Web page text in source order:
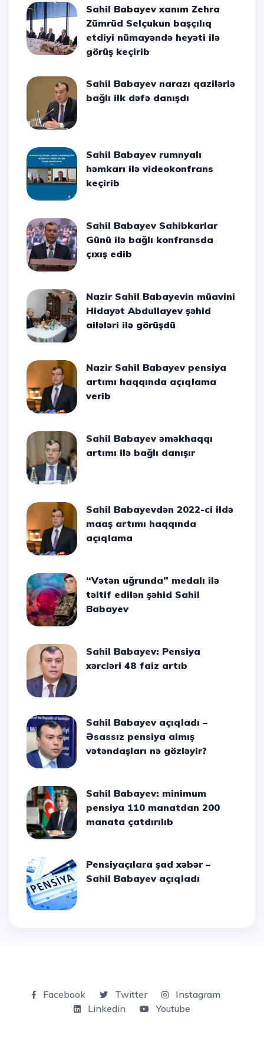
Sahil Babayev xanım Zehra
Zümrüd Selçukun başçılıq
etdiyi nümayəndə heyəti ilə
görüş keçirib
Sahil Babayev narazı qazilərlə
bağlı ilk dəfə danışdı
Sahil Babayev rumnyalı
həmkarı ilə videokonfrans
keçirib
Sahil Babayev Sahibkarlar
Günü ilə bağlı konfransda
çıxış edib
Nazir Sahil Babayevin müavini
Hidayət Abdullayev şəhid
ailələri ilə görüşdü
Nazir Sahil Babayev pensiya
artımı haqqında açıqlama
verib
Sahil Babayev əməkhaqqı
artımı ilə bağlı danışır
Sahil Babayevdən 2022-ci ildə
maaş artımı haqqında
açıqlama
“Vətən uğrunda” medalı ilə
təltif edilən şəhid Sahil
Babayev
Sahil Babayev: Pensiya
xərcləri 48 faiz artıb
Sahil Babayev açıqladı –
Əsassız pensiya almış
vətəndaşları nə gözləyir?
Sahil Babayev: minimum
pensiya 110 manatdan 200
manata çatdırılıb
Pensiyaçılara şad xəbər –
Sahil Babayev açıqladı
Facebook Twitter
Instagram
Linkedin
Youtube